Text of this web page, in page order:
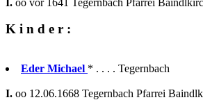
K i n d e r :
Eder Michael * . . . . Tegernbach
I. oo 12.06.1668 Tegernbach Pfarrei